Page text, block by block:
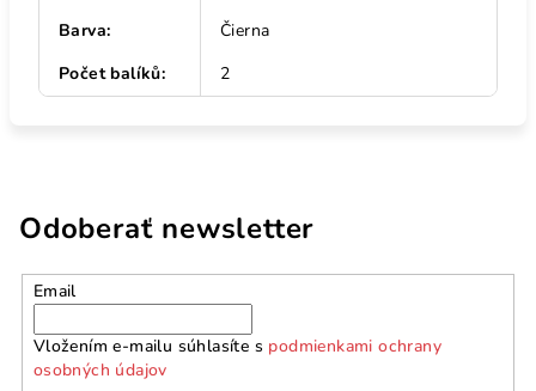
Barva:
Čierna
Počet balíků: 2
Odoberať newsletter
Email
Vložením e-mailu súhlasíte s podmienkami ochrany
osobných údajov